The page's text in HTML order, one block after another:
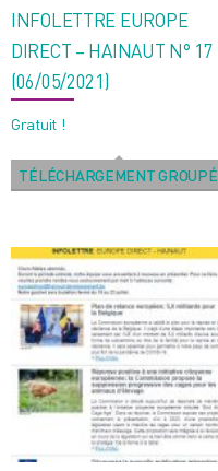
INFOLETTRE EUROPE
DIRECT – HAINAUT N° 17
(06/05/2021)
Gratuit !
TÉLÉCHARGEMENT GROUPÉ